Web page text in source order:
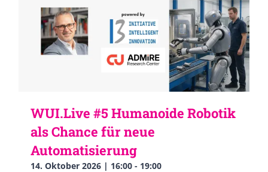
WUI.Live #5 Humanoide Robotik
als Chance für neue
Automatisierung
14. Oktober 2026 | 16:00 - 19:00